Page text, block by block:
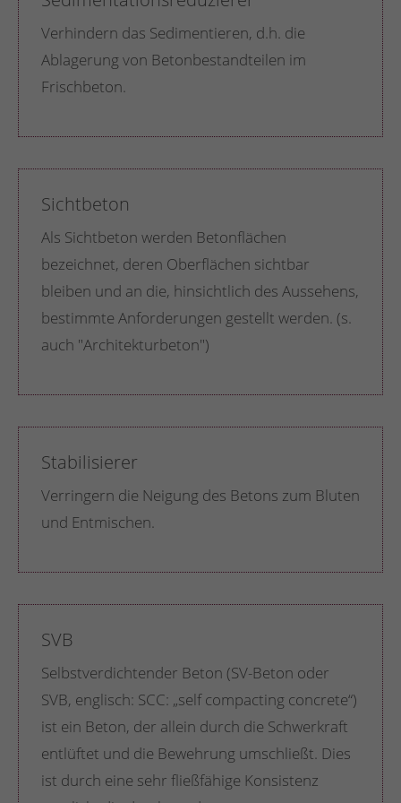
Verhindern das Sedimentieren, d.h. die
Ablagerung von Betonbestandteilen im
Frischbeton.
Sichtbeton
Als Sichtbeton werden Betonflächen
bezeichnet, deren Oberflächen sichtbar
bleiben und an die, hinsichtlich des Aussehens,
bestimmte Anforderungen gestellt werden. (s.
auch "Architekturbeton")
Stabilisierer
Verringern die Neigung des Betons zum Bluten
und Entmischen.
SVB
Selbstverdichtender Beton (SV-Beton oder
SVB, englisch: SCC: „self compacting concrete“)
ist ein Beton, der allein durch die Schwerkraft
entlüftet und die Bewehrung umschließt. Dies
ist durch eine sehr fließfähige Konsistenz